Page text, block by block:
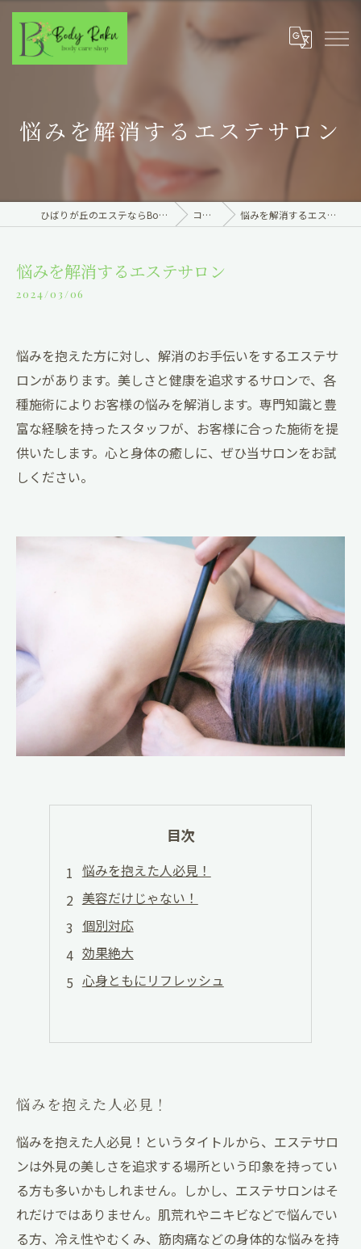
悩みを解消するエステサロン
ひばりが丘のエステならBody Raku コラム 悩みを解消するエステサロン
悩みを解消するエステサロン
2024/03/06
悩みを抱えた方に対し、解消のお手伝いをするエステサ
ロンがあります。美しさと健康を追求するサロンで、各
種施術によりお客様の悩みを解消します。専門知識と豊
富な経験を持ったスタッフが、お客様に合った施術を提
供いたします。心と身体の癒しに、ぜひ当サロンをお試
しください。
目次
悩みを抱えた人必見！
美容だけじゃない！
個別対応
効果絶大
心身ともにリフレッシュ
悩みを抱えた人必見！
悩みを抱えた人必見！というタイトルから、エステサロ
ンは外見の美しさを追求する場所という印象を持ってい
る方も多いかもしれません。しかし、エステサロンはそ
れだけではありません。肌荒れやニキビなどで悩んでい
る方、冷え性やむくみ、筋肉痛などの身体的な悩みを持